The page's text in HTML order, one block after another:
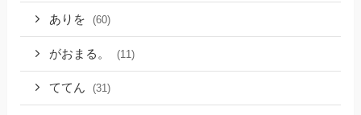
ありを (60)
がおまる。 (11)
ててん (31)